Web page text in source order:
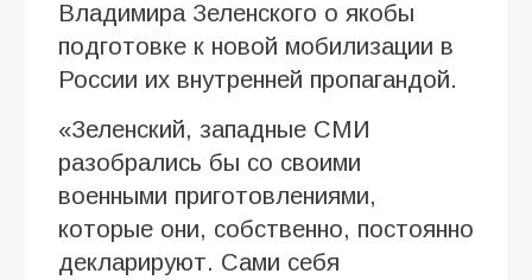
Владимира Зеленского о якобы
подготовке к новой мобилизации в
России их внутренней пропагандой.
«Зеленский, западные СМИ
разобрались бы со своими
военными приготовлениями,
которые они, собственно, постоянно
декларируют. Сами себя